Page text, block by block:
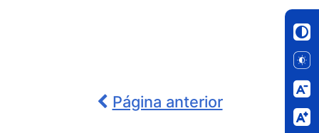
Página anterior